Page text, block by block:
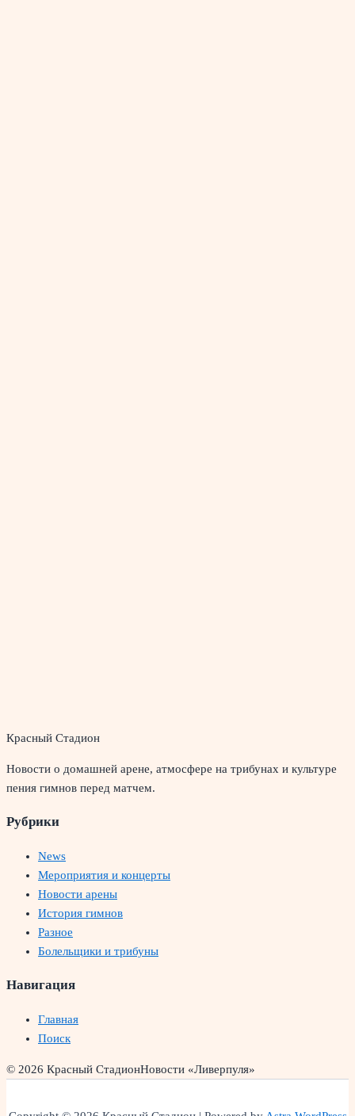
Красный Стадион
Новости о домашней арене, атмосфере на трибунах и культуре
пения гимнов перед матчем.
Рубрики
News
Мероприятия и концерты
Новости арены
История гимнов
Разное
Болельщики и трибуны
Навигация
Главная
Поиск
© 2026 Красный СтадионНовости «Ливерпуля»